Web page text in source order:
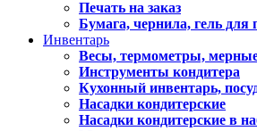
Печать на заказ
Бумага, чернила, гель для
Инвентарь
Весы, термометры,
Инструменты кондитера
Кухонный инвентарь,
Насадки кондитерские
Насадки кондитерские в